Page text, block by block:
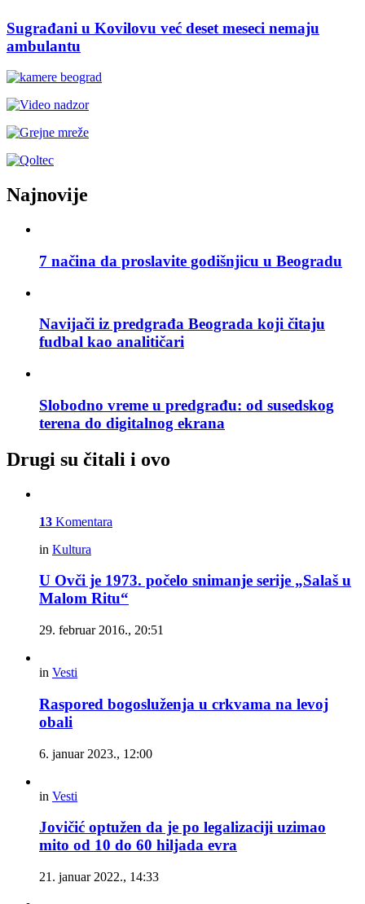
Sugrađani u Kovilovu već deset meseci nemaju
ambulantu
Najnovije
7 načina da proslavite godišnjicu u Beogradu
Navijači iz predgrađa Beograda koji čitaju
fudbal kao analitičari
Slobodno vreme u predgrađu: od susedskog
terena do digitalnog ekrana
Drugi su čitali i ovo
13 Komentara
in Kultura
U Ovči je 1973. počelo snimanje serije „Salaš u
Malom Ritu“
29. februar 2016., 20:51
in Vesti
Raspored bogosluženja u crkvama na levoj
obali
6. januar 2023., 12:00
in Vesti
Jovičić optužen da je po legalizaciji uzimao
mito od 10 do 60 hiljada evra
21. januar 2022., 14:33